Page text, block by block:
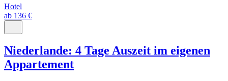
Hotel
ab 136 €
Niederlande: 4 Tage Auszeit im eigenen
Appartement